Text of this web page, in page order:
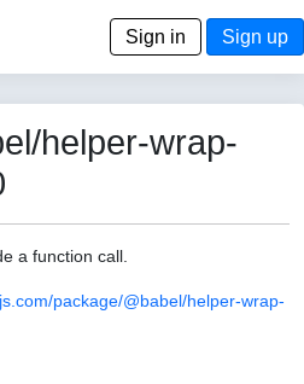
Sign in Sign up
helper-wrap-
a function call.
package/@babel/helper-wrap-